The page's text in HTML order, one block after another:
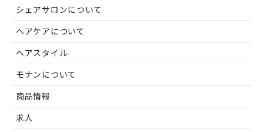
シェアサロンについて
ヘアケアについて
ヘアスタイル
モナンについて
商品情報
求人